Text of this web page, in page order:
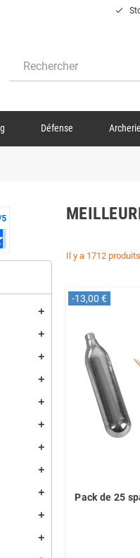
done
Défense Archerie
add
add
add
add
add
add
add
add
add
add
add
Il y a 1712
-13,00 €
Pack de 25